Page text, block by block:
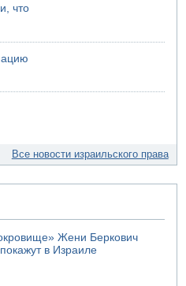
отсрочила
на открытой
что
Все новости израильского права
Жени Беркович
в Израиле